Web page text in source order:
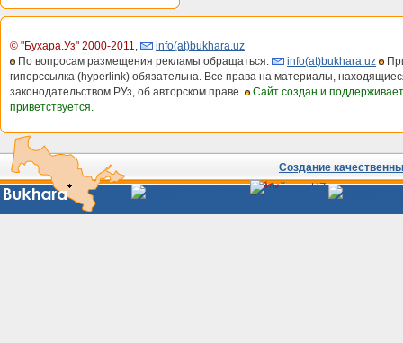
© "Бухара.Уз" 2000-2011,
info(at)bukhara.uz
По вопросам размещения рекламы обращаться:
info(at)bukhara.uz
гиперссылка (hyperlink) обязательна. Все права на материалы,
законодательством РУз, об авторском праве.
Сайт создан и
приветствуется.
Создание
Сайты
Узбекистана